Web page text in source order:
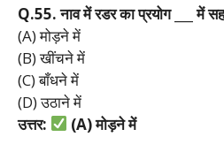
Q.55.नावमेंरडरकाप्रयोग ___में
(A) मोड़ने में
(B) खींचने में
(C) बाँधने में
(D) उठाने में
उत्तर:
(A)मोड़नेमें